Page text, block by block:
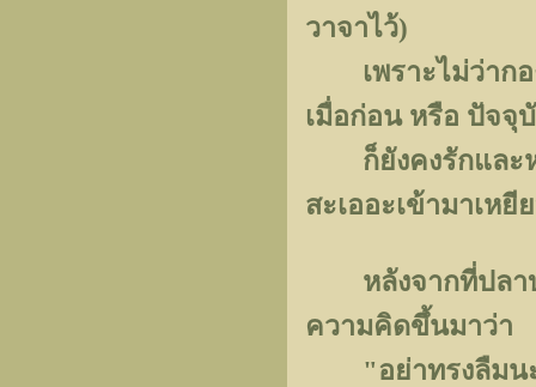
วาจาไว้)
เพราะไม่ว่ากอง
เมื่อก่อน หรือ ปัจจุ
ก็ยังคงรักและห
สะเออะเข้ามาเหยี
หลังจากที่ปลาบ
ความคิดขึ้นมาว่า
"อย่าทรงลืมนะพ